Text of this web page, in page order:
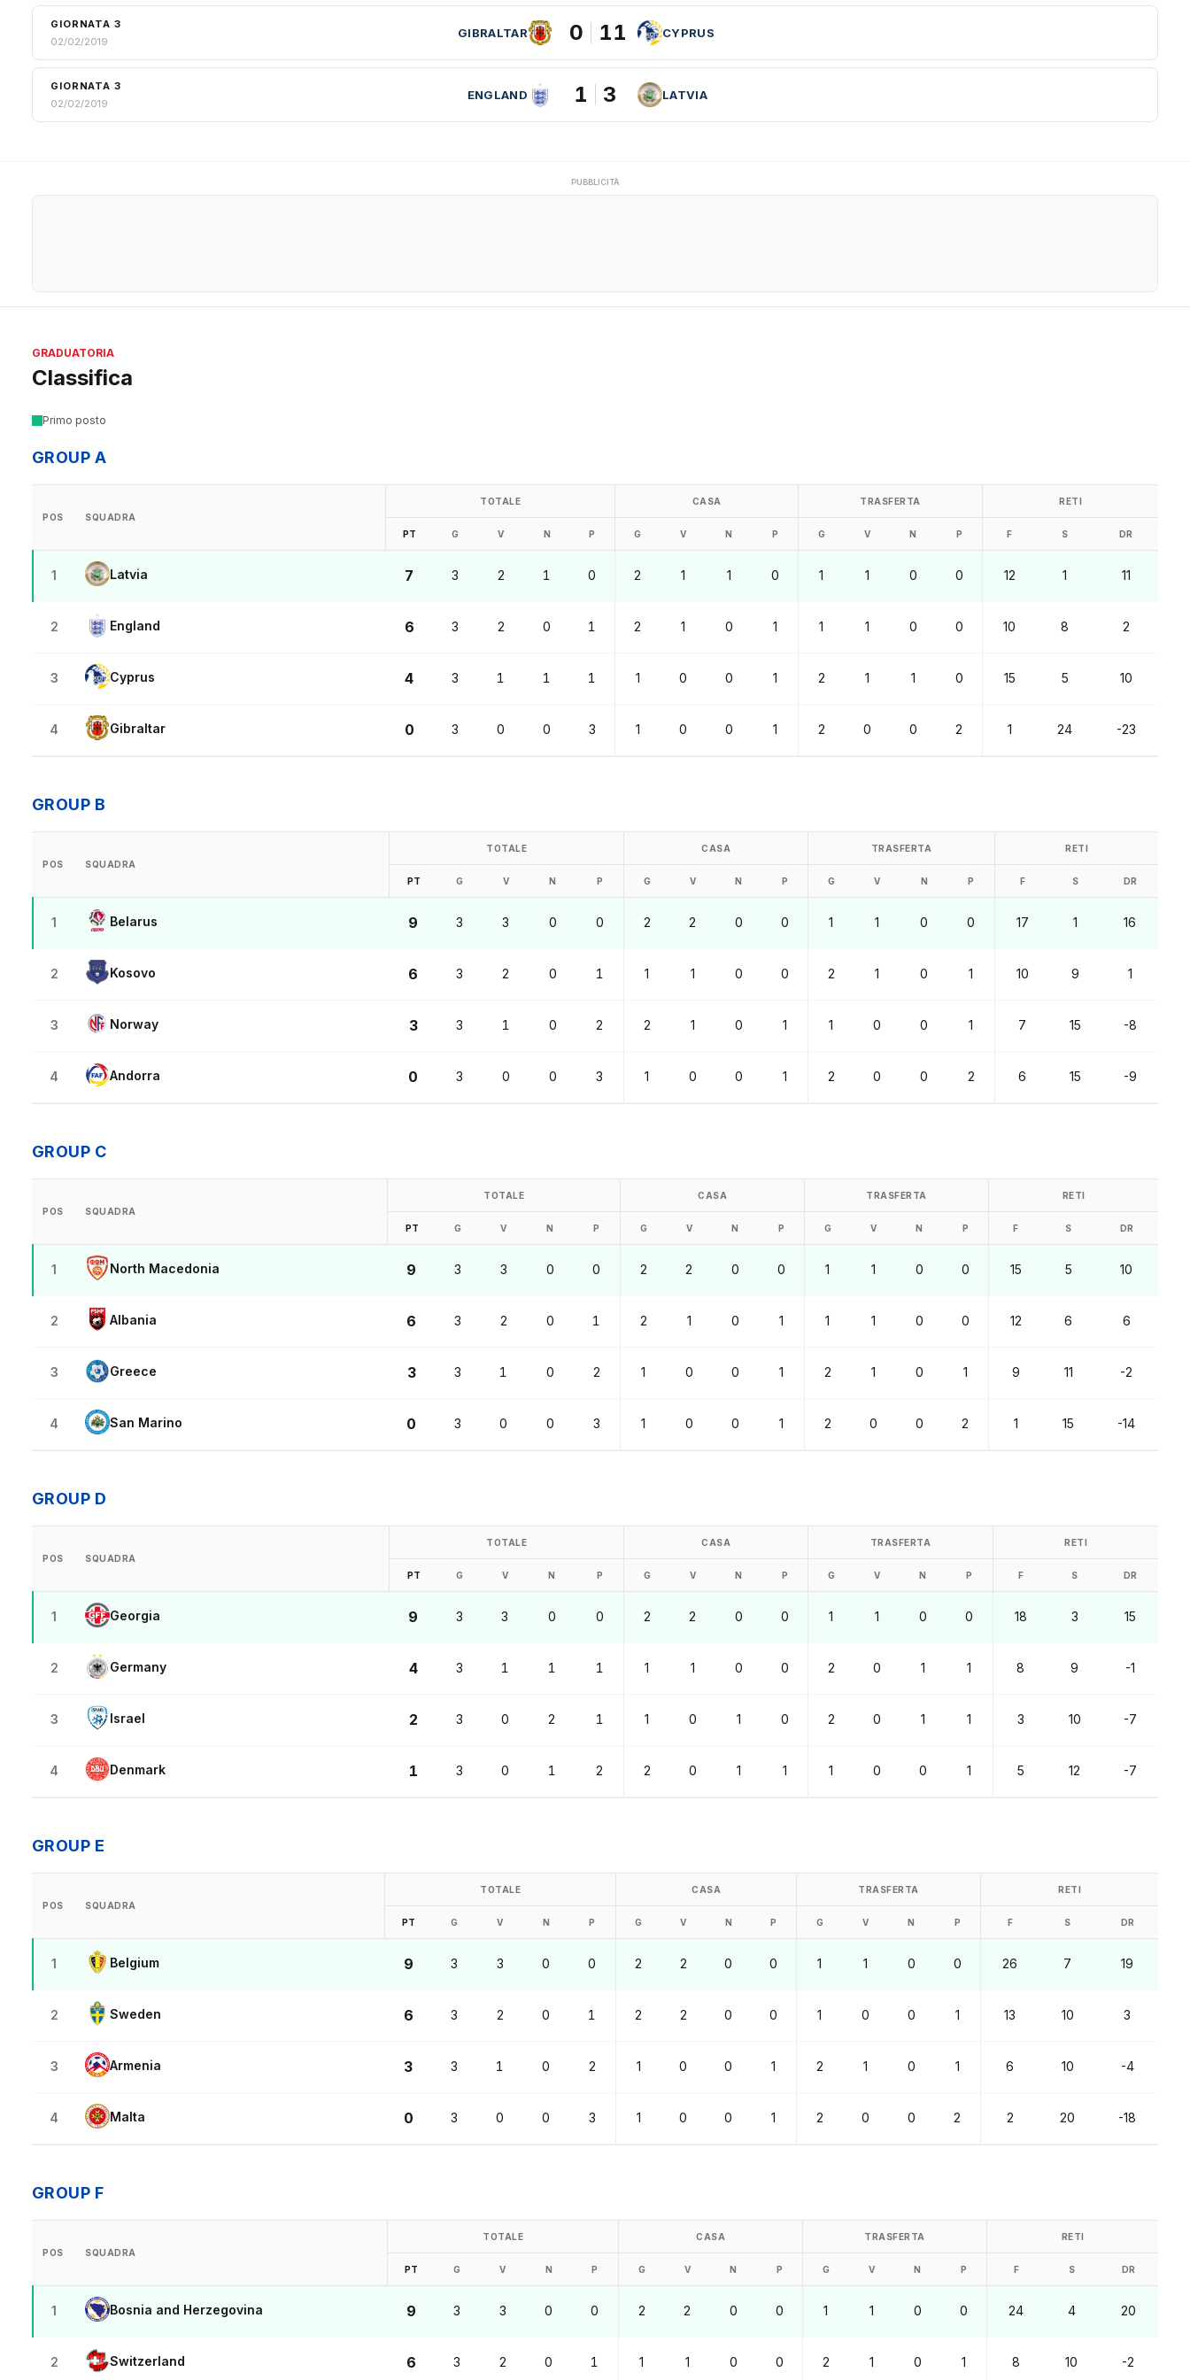
GIORNATA 3
02/02/2019
GIBRALTAR 0 11 CYPRUS
GIORNATA 3
02/02/2019
ENGLAND 1 3 LATVIA
PUBBLICITÀ
GRADUATORIA
Classifica
Primo posto
GROUP A
POS SQUADRA
TOTALE CASA TRASFERTA RETI
PT G V N P G V N P G V N P F S DR
1 Latvia 7 3 2 1 0 2 1 1 0 1 1 0 0 12 1 11
2 England 6 3 2 0 1 2 1 0 1 1 1 0 0 10 8 2
3 Cyprus 4 3 1 1 1 1 0 0 1 2 1 1 0 15 5 10
4 Gibraltar 0 3 0 0 3 1 0 0 1 2 0 0 2 1 24 -23
GROUP B
POS SQUADRA
TOTALE CASA TRASFERTA RETI
PT G V N P G V N P G V N P F S DR
1 Belarus 9 3 3 0 0 2 2 0 0 1 1 0 0 17 1 16
2 Kosovo 6 3 2 0 1 1 1 0 0 2 1 0 1 10 9 1
3 Norway 3 3 1 0 2 2 1 0 1 1 0 0 1 7 15 -8
4 Andorra 0 3 0 0 3 1 0 0 1 2 0 0 2 6 15 -9
GROUP C
POS SQUADRA
TOTALE CASA TRASFERTA RETI
PT G V N P G V N P G V N P F S DR
1 North Macedonia 9 3 3 0 0 2 2 0 0 1 1 0 0 15 5 10
2 Albania 6 3 2 0 1 2 1 0 1 1 1 0 0 12 6 6
3 Greece 3 3 1 0 2 1 0 0 1 2 1 0 1 9 11 -2
4 San Marino 0 3 0 0 3 1 0 0 1 2 0 0 2 1 15 -14
GROUP D
POS SQUADRA
TOTALE CASA TRASFERTA RETI
PT G V N P G V N P G V N P F S DR
1 Georgia 9 3 3 0 0 2 2 0 0 1 1 0 0 18 3 15
2 Germany 4 3 1 1 1 1 1 0 0 2 0 1 1 8 9 -1
3 Israel 2 3 0 2 1 1 0 1 0 2 0 1 1 3 10 -7
4 Denmark 1 3 0 1 2 2 0 1 1 1 0 0 1 5 12 -7
GROUP E
POS SQUADRA
TOTALE CASA TRASFERTA RETI
PT G V N P G V N P G V N P F S DR
1 Belgium 9 3 3 0 0 2 2 0 0 1 1 0 0 26 7 19
2 Sweden 6 3 2 0 1 2 2 0 0 1 0 0 1 13 10 3
3 Armenia 3 3 1 0 2 1 0 0 1 2 1 0 1 6 10 -4
4 Malta 0 3 0 0 3 1 0 0 1 2 0 0 2 2 20 -18
GROUP F
POS SQUADRA
TOTALE CASA TRASFERTA RETI
PT G V N P G V N P G V N P F S DR
1 Bosnia and Herzegovina 9 3 3 0 0 2 2 0 0 1 1 0 0 24 4 20
2 Switzerland 6 3 2 0 1 1 1 0 0 2 1 0 1 8 10 -2